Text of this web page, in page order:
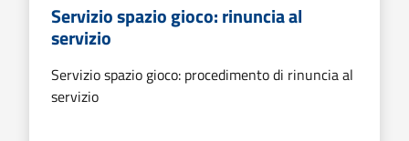
Servizio spazio gioco: rinuncia al
servizio
Servizio spazio gioco: procedimento di rinuncia al
servizio